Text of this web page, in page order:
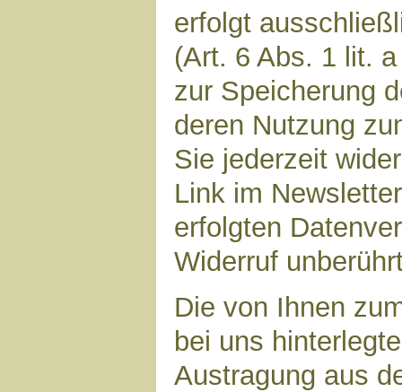
erfolgt
(Art. 6 Abs. 1 lit.
zur Speicherung
deren Nutzung
Sie jederzeit
Link im
erfolgten
Widerruf
Die von Ihnen
bei uns
Austragung aus